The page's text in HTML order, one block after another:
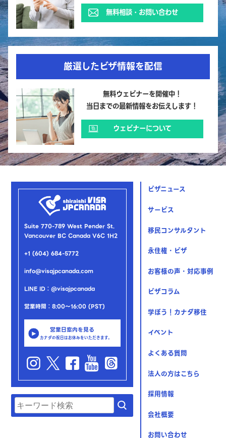
無料相談・お問い合わせ
厳選したビザ情報を配信
無料ウェビナーを開催中！
当日までの最新情報をお伝えします！
ウェビナーについて
Suite 770-789 West Pender St.
Vancouver BC Canada V6C 1H2
+1 (604) 684-5772
info@visajpcanada.com
LINE ID：@visajpcanada
営業時間：8:00～16:00 (PST)
営業日案内を見る
カナダの祝日はお休みをいただきます。
ビザニュース
サービス
移民コンサルタント
永住権・ビザ
お客様の声・対応事例
ビザコラム
学ぼう！カナダ移住
イベント
よくある質問
法人の方はこちら
採用情報
会社概要
お問い合わせ